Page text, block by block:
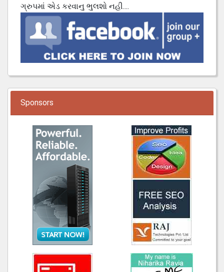
ગ્રુપમાં એડ કરવાનુ ભુલશો નહી....
Sponsors